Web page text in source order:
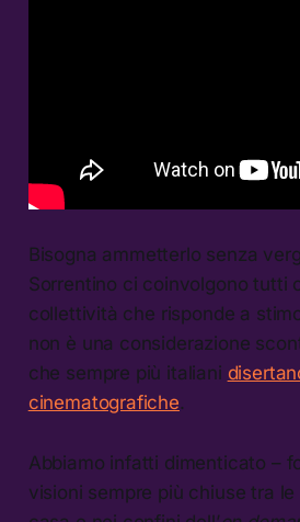
Bisogna ammetterlo senza
Sorrentino ci coinvolgono tutti
collettività che risponde a
non è una considerazione
che sempre più italiani
cinematografiche.
Abbiamo infatti dimenticato –
visioni sempre più chiuse tra